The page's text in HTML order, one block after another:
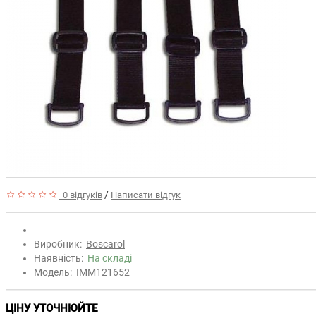
0 відгуків / Написати відгук
Виробник: Boscarol
Наявність: На складі
Модель: IMM121652
ЦІНУ УТОЧНЮЙТЕ